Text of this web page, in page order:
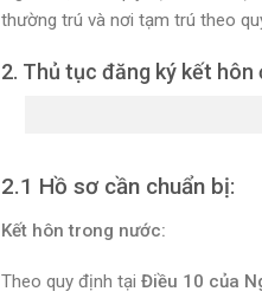
thường trú và nơi tạm trú theo
2. Thủ tục đăng ký kết
2.1 Hồ sơ cần chuẩn bị:
Kết hôn trong nước:
Theo quy định tại Điều 10 của